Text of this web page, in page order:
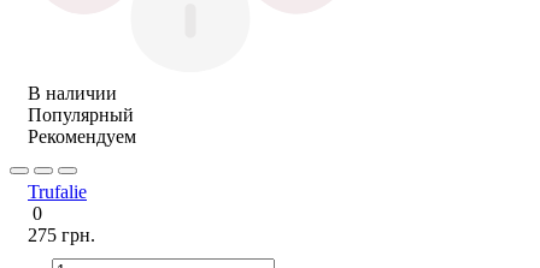
В наличии
Популярный
Рекомендуем
Trufalie
0
275 грн.